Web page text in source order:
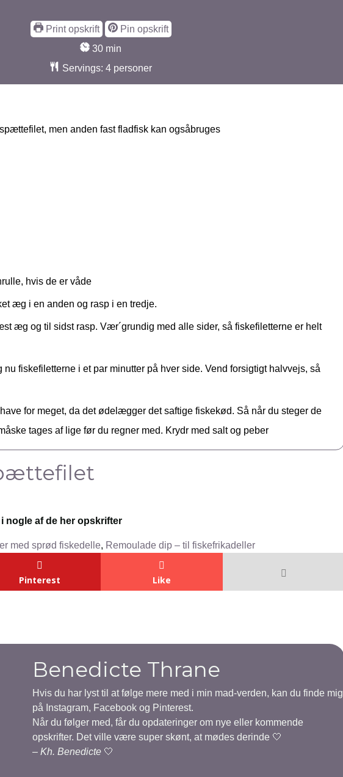
Print opskrift
Pin opskrift
30minutter
min
Servings: 4 personer
men anden fast fladfisk kan ogsåbruges
hvis de er våde
æg i en anden og rasp i en tredje.
æg og til sidst rasp. Vær´grundig med alle sider, så fiskefiletterne er helt
nu fiskefiletterne i et par minutter på hver side. Vend forsigtigt halvvejs, så
for meget, da det ødelægger det saftige fiskekød. Så når du steger de
tages af lige før du regner med. Krydr med salt og peber
nogle af de her opskrifter
med sprød fiskedelle, Remoulade dip – til fiskefrikadeller
Pinterest Like
Benedicte Thrane
Hvis du har lyst til at følge mere med i min mad-verden, kan du finde mig
på Instagram, Facebook og Pinterest.
Når du følger med, får du opdateringer om nye eller kommende
opskrifter. Det ville være super skønt, at mødes derinde 🤍
– Kh. Benedicte 🤍